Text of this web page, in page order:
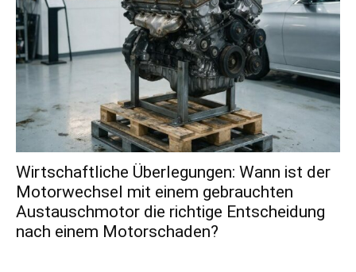
Wirtschaftliche Überlegungen: Wann ist der
Motorwechsel mit einem gebrauchten
Austauschmotor die richtige Entscheidung
nach einem Motorschaden?